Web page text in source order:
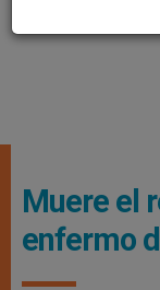
Muere el
enfermo